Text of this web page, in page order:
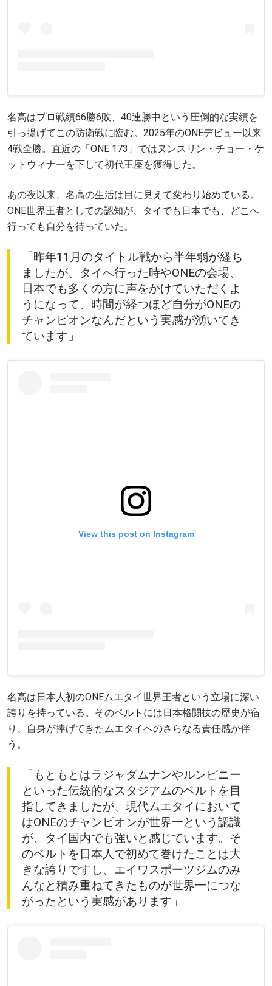
名高はプロ戦績66勝6敗、40連勝中という圧倒的な実績を
引っ提げてこの防衛戦に臨む。2025年のONEデビュー以来
4戦全勝。直近の「ONE 173」ではヌンスリン・チョー・ケ
ットウィナーを下して初代王座を獲得した。
あの夜以来、名高の生活は目に見えて変わり始めている。
ONE世界王者としての認知が、タイでも日本でも、どこへ
行っても自分を待っていた。
「昨年11月のタイトル戦から半年弱が経ち
ましたが、タイへ行った時やONEの会場、
日本でも多くの方に声をかけていただくよ
うになって、時間が経つほど自分がONEの
チャンピオンなんだという実感が湧いてき
ています」
View this post on Instagram
名高は日本人初のONEムエタイ世界王者という立場に深い
誇りを持っている。そのベルトには日本格闘技の歴史が宿
り、自身が捧げてきたムエタイへのさらなる責任感が伴
う。
「もともとはラジャダムナンやルンピニー
といった伝統的なスタジアムのベルトを目
指してきましたが、現代ムエタイにおいて
はONEのチャンピオンが世界一という認識
が、タイ国内でも強いと感じています。そ
のベルトを日本人で初めて巻けたことは大
きな誇りですし、エイワスポーツジムのみ
んなと積み重ねてきたものが世界一につな
がったという実感があります」